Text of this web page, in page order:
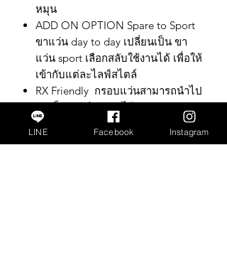
หมุน
ADD ON OPTION Spare to Sport
ขาแว่น day to day เปลี่ยนเป็น ขา
แว่น sport เลือกสลับใช้งานได้ เพื่อให้
เข้ากับแต่ละไลฟ์สไตล์
RX Friendly กรอบแว่นสามารถนำไป
ตัดเป็นเลนส์สายตาได้
SHADERS, the ‘FEARLESS’ concept is
LINE Facebook Instagram